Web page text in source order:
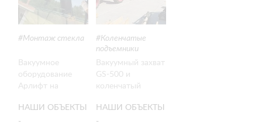
Монтаж стекла
Вакуумное
оборудование
Арлифт на
с монтажом
стеклопакетов
Коленчатые
подъемники
Вакуумный захват
GS-500 и
коленчатый
AR16J помогли
при монтаже
НАШИ ОБЪЕКТЫ
-
НАШИ ОБЪЕКТЫ
-